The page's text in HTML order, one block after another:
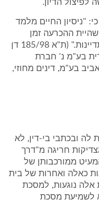
הדיון.
"ניסיון החיים מלמד
ההכרעה זמן
ממושך ומגדיל את הוצאות ההתדיינות." (ת"א 185/98 דן
בע"מ נ' חברת
בע"מ, דינים מחוזי,
לה ובכתבי בי-דין, לא
חריגה מ"דרך
ממורכבותן של
כאלה ואחרות של בית
אלה נוגעות, למסכת
לשמיעת מסכת